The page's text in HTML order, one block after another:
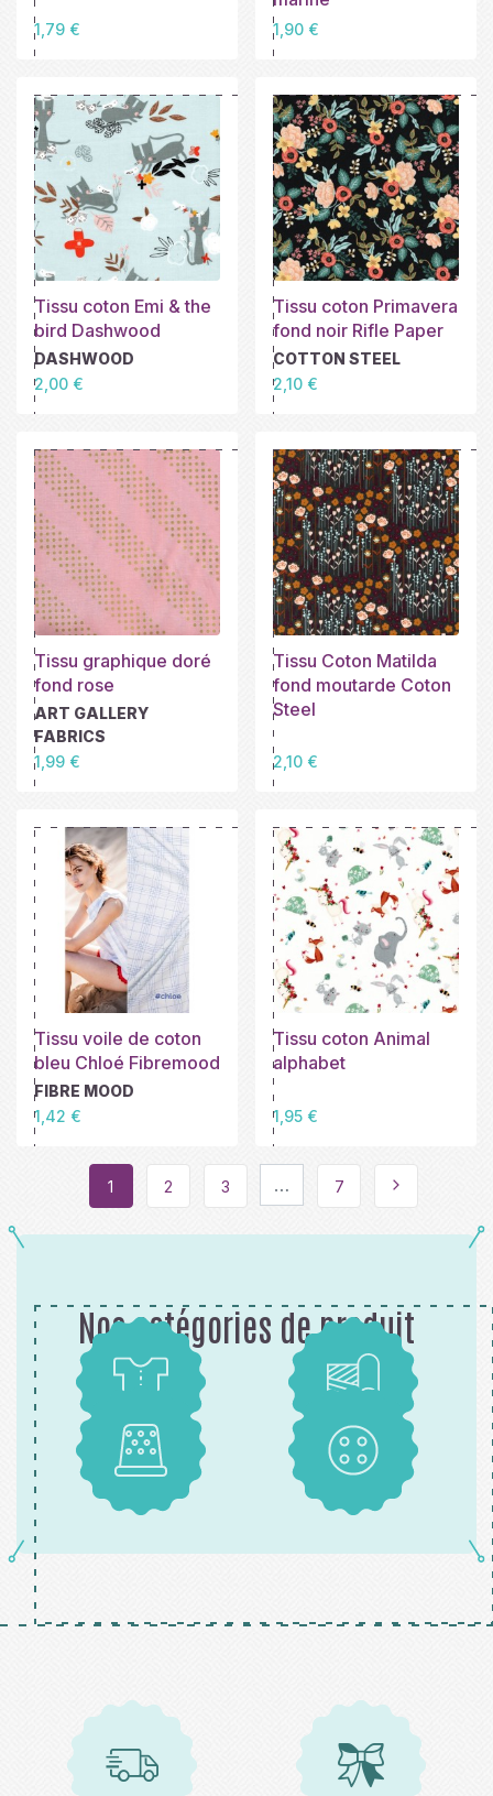
Prix
1,79 €
Prix
1,90 €
Tissu coton Emi & the
bird Dashwood
DASHWOOD
Prix
2,00 €
Tissu coton Primavera
fond noir Rifle Paper
COTTON STEEL
Prix
2,10 €
Tissu graphique doré
fond rose
ART GALLERY
FABRICS
Prix
1,99 €
Tissu Coton Matilda
fond moutarde Coton
Steel
Prix
2,10 €
Tissu voile de coton
bleu Chloé Fibremood
FIBRE MOOD
Prix
1,42 €
Tissu coton Animal
alphabet
Prix
1,95 €
1 2 3 … 7 Suivant
Nos catégories de produit
Patrons Tissus
Mercerie Boutons